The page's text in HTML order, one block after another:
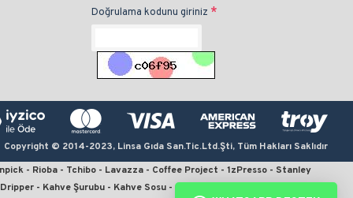
Doğrulama kodunu giriniz
Copyright © 2014-2023, Linsa Gıda San.Tic.Ltd.Şti, Tüm Hakları Saklıdır
- Rioba - Tchibo - Lavazza - Coffee Project - 1zPresso - Stanley
- Kahve Şurubu - Kahve Sosu - Kahve Değirmeni - Termos